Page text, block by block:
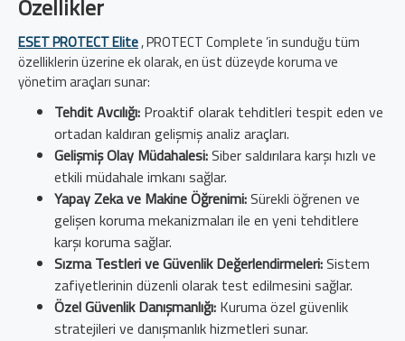
Özellikler
ESET PROTECT Elite, PROTECT Complete ’in sunduğu tüm
özelliklerin üzerine ek olarak, en üst düzeyde koruma ve
yönetim araçları sunar:
Tehdit Avcılığı: Proaktif olarak tehditleri tespit eden ve
ortadan kaldıran gelişmiş analiz araçları.
Gelişmiş Olay Müdahalesi:Siber saldırılara karşı hızlı ve
etkili müdahale imkanı sağlar.
Yapay Zeka ve Makine Öğrenimi:Sürekli öğrenen ve
gelişen koruma mekanizmaları ile en yeni tehditlere
karşı koruma sağlar.
Sızma Testleri ve Güvenlik Değerlendirmeleri:Sistem
zafiyetlerinin düzenli olarak test edilmesini sağlar.
Özel Güvenlik Danışmanlığı: Kuruma özel güvenlik
stratejileri ve danışmanlık hizmetleri sunar.